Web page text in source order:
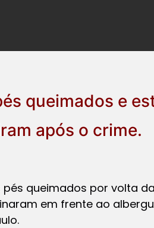
queimados e
após o crime.
queimados por volta
em frente ao